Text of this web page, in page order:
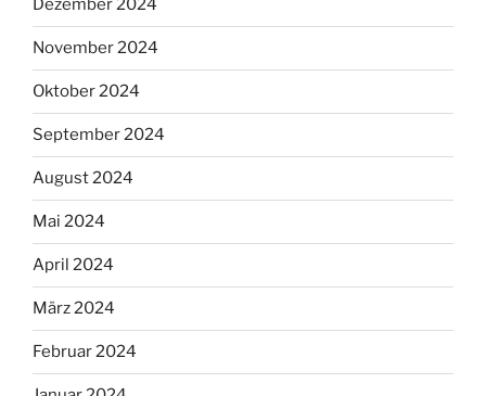
Dezember 2024
November 2024
Oktober 2024
September 2024
August 2024
Mai 2024
April 2024
März 2024
Februar 2024